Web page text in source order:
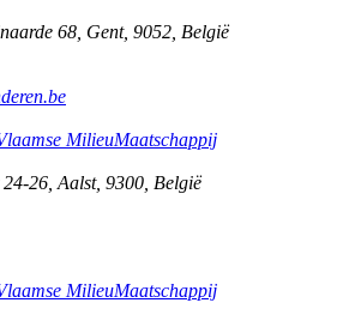
68 Gent, 9052 België
MilieuMaatschappij
26 Aalst, 9300 België
MilieuMaatschappij